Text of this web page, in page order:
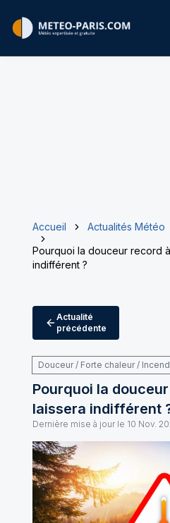
Accueil
Actualités Météo
Pourquoi la douceur record
indifférent ?
Actualité
précédente
Douceur / Forte chaleur /
Pourquoi la
laissera indifférent
Dernière mise à jour le 10 Nov.